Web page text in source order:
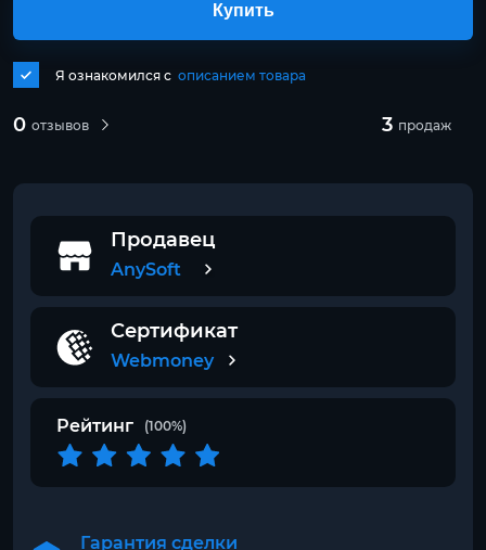
0 отзывов 3 продаж
Я ознакомился с описанием товара
Купить
Продавец
AnySoft
Сертификат
Webmoney
Рейтинг (100%)
Гарантия сделки